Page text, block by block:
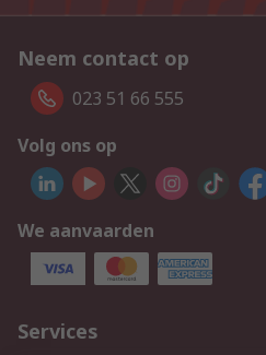
Neem contact op
023 51 66 555
Volg ons op
We aanvaarden
Services